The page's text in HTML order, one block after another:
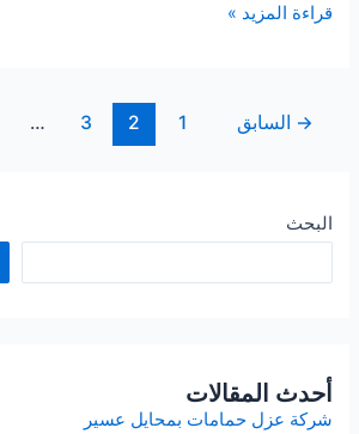
شركة
المنوره
قراءة المزيد »
→ السابق 1
2
3
…
البحث
أحدث المقالات
شركة عزل حمامات بمحايل عسير